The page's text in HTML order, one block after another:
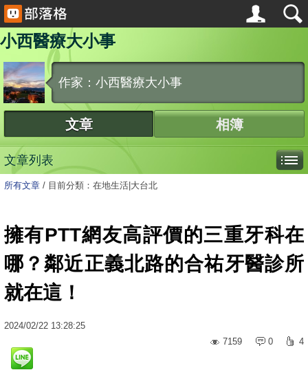
小西醫療大小事
作家：小西醫療大小事
文章 相簿
文章列表
所有文章 / 目前分類：在地生活|大台北
擁有PTT網友高評價的三重牙科在
哪？鄰近正義北路的合祐牙醫診所
就在這！
2024/02/22 13:28:25
7159
0 4